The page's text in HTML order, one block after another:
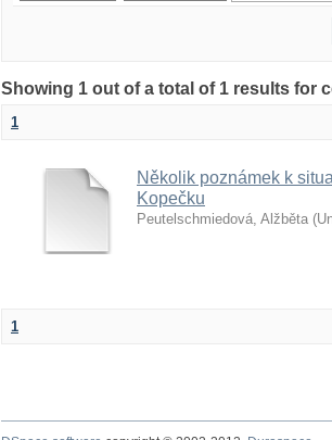
Showing 1 out of a total of 1 results for
1
Několik poznámek k
Kopečku
Peutelschmiedová, Alžběta (
1